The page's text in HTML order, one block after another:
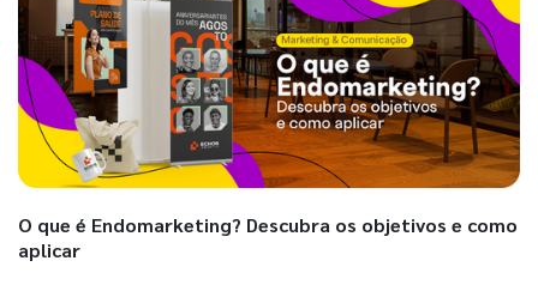
O que é Endomarketing? Descubra os objetivos e como
aplicar